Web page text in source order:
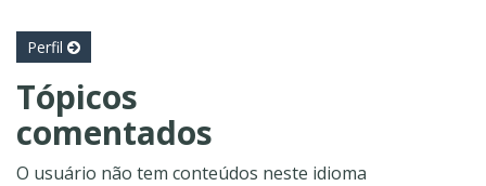
Perfil
Tópicos
comentados
O usuário não tem conteúdos neste idioma